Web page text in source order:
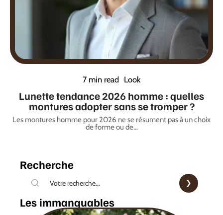
7 min read Look
Lunette tendance 2026 homme : quelles
montures adopter sans se tromper ?
Les montures homme pour 2026 ne se résument pas à un choix
de forme ou de…
Recherche
Les immanquables